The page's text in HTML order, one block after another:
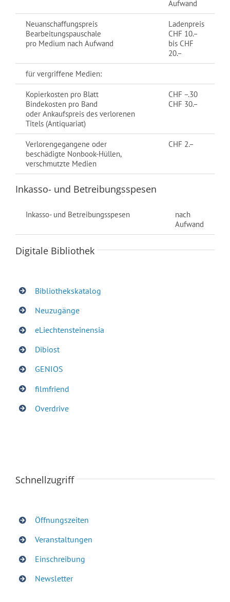
Aufwand
Neuanschaffungspreis
Bearbeitungspauschale
pro Medium nach Aufwand
Ladenpreis
CHF 10.–
bis CHF
20.–
für vergriffene Medien:
Kopierkosten pro Blatt
Bindekosten pro Band
oder Ankaufspreis des verlorenen
Titels (Antiquariat)
CHF –.30
CHF 30.–
Verlorengegangene oder
beschädigte Nonbook-Hüllen,
verschmutzte Medien
CHF 2.–
Inkasso- und Betreibungsspesen
Inkasso- und Betreibungsspesen
nach
Aufwand
Digitale Bibliothek
Bibliothekskatalog
Neuzugänge
eLiechtensteinensia
Dibiost
GENIOS
filmfriend
Overdrive
Schnellzugriff
Öffnungszeiten
Veranstaltungen
Einschreibung
Newsletter